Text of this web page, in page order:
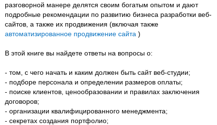
разговорной манере делятся своим богатым опытом и дают
подробные рекомендации по развитию бизнеса разработки веб-
сайтов, а также их продвижения (включая также
автоматизированное продвижение сайта )
В этой книге вы найдете ответы на вопросы о:
- том, с чего начать и каким должен быть сайт веб-студии;
- подборе персонала и определении размеров оплаты;
- поиске клиентов, ценообразовании и правилах заключения
договоров;
- организации квалифицированного менеджмента;
- секретах создания портфолио;